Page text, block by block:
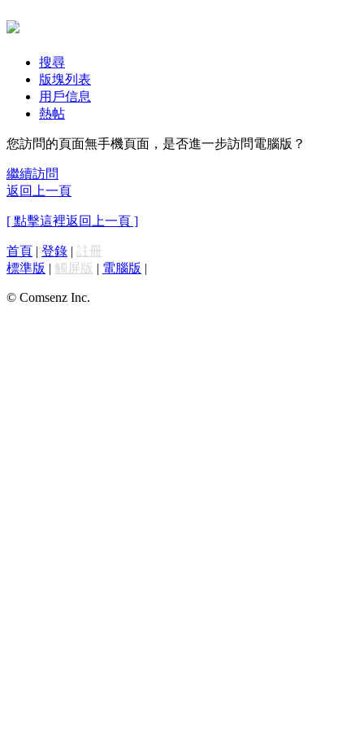
搜尋
版塊列表
用戶信息
熱帖
您訪問的頁面無手機頁面，是否進一步訪問電腦版？
繼續訪問
返回上一頁
[ 點擊這裡返回上一頁 ]
首頁 | 登錄 | 註冊
標準版 | 觸屏版 | 電腦版 |
© Comsenz Inc.